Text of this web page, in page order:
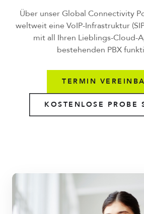
Über unser Global Connectivity
weltweit eine VoIP-Infrastruktur
mit all Ihren Lieblings-Cloud-
bestehenden PBX
TERMIN
KOSTENLOSE PROBE